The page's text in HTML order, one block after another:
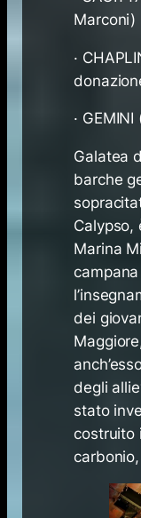
Marconi)
·
·
Galatea
barche
Calypso,
Marina
dei
degli
stato
costruito